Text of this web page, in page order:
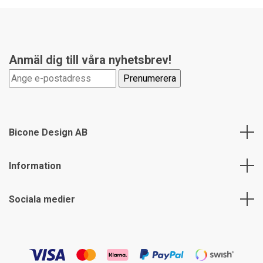
Anmäl dig till våra nyhetsbrev!
Bicone Design AB
Information
Sociala medier